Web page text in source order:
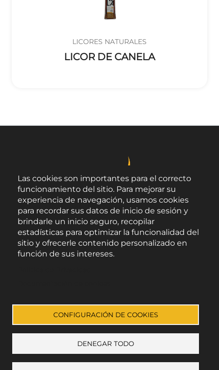
LICORES NATURALES
LICOR DE CANELA
Aviso legal-Política de privacidad-
Accesibilidad
Enlace a Facebook
Enlace a Instagram
Enlace a Youtube Channel
Enlace a X (Twitter)
Las cookies son importantes para el correcto
funcionamiento del sitio. Para mejorar su
experiencia de navegación, usamos cookies
para recordar sus datos de inicio de sesión y
brindarle un inicio seguro, recopilar
estadísticas para optimizar la funcionalidad del
sitio y ofrecerle contenido personalizado en
función de sus intereses.
CONFIGURACIÓN DE COOKIES
DENEGAR TODO